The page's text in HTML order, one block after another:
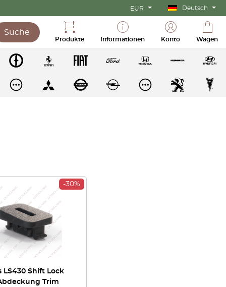
EUR Deutsch
Suche
Produkte Informationen Konto Wagen
-30%
LS430 Shift Lock
Trim